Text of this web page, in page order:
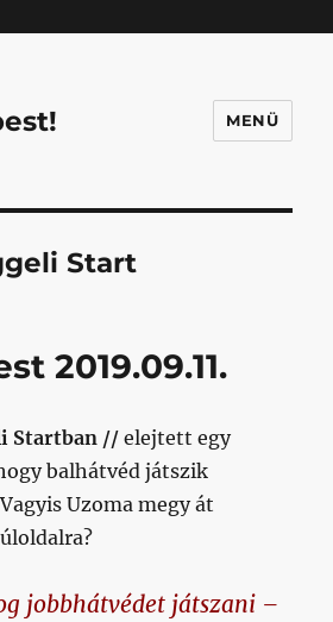
MENÜ
Start
2019.09.11.
Startban //elejtett egy
balhátvéd játszik
Uzoma megy át
jobbhátvédet játszani –